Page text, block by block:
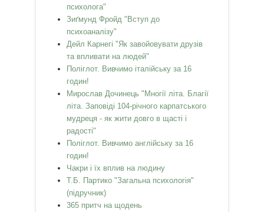
психолога"
Зиґмунд Фройд "Вступ до
психоаналізу"
Дейл Карнегі "Як завойовувати друзів
та впливати на людей"
Поліглот. Вивчимо італійську за 16
годин!
Мирослав Дочинець "Многії літа. Благії
літа. Заповіді 104-річного карпатського
мудреця - як жити довго в щасті і
радості"
Поліглот. Вивчимо англійську за 16
годин!
Чакри і їх вплив на людину
Т.Б. Партико "Загальна психологія"
(підручник)
365 притч на щодень